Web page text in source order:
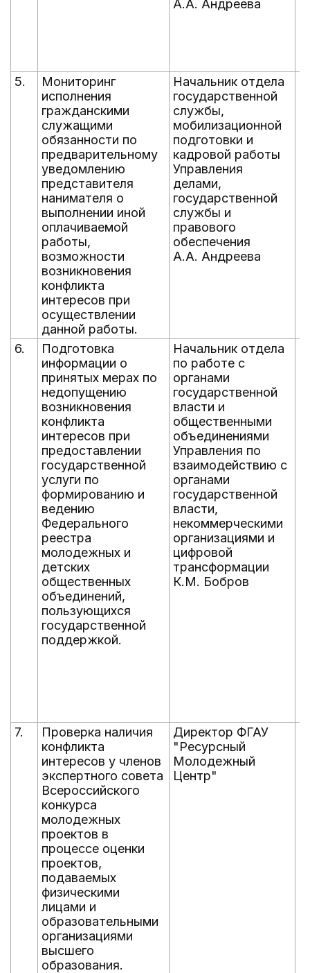
А.А. Андреева
5.
Мониторинг
исполнения
гражданскими
служащими
обязанности по
предварительному
уведомлению
представителя
нанимателя о
выполнении иной
оплачиваемой
работы,
возможности
возникновения
конфликта
интересов при
осуществлении
данной работы.
Начальник отдела
государственной
службы,
мобилизационной
подготовки и
кадровой работы
Управления
делами,
государственной
службы и
правового
обеспечения
А.А. Андреева
6.
Подготовка
информации о
принятых мерах по
недопущению
возникновения
конфликта
интересов при
предоставлении
государственной
услуги по
формированию и
ведению
Федерального
реестра
молодежных и
детских
общественных
объединений,
пользующихся
государственной
поддержкой.
Начальник отдела
по работе с
органами
государственной
власти и
общественными
объединениями
Управления по
взаимодействию с
органами
государственной
власти,
некоммерческими
организациями и
цифровой
трансформации
К.М. Бобров
7.
Проверка наличия
конфликта
интересов у членов
экспертного совета
Всероссийского
конкурса
молодежных
проектов в
процессе оценки
проектов,
подаваемых
физическими
лицами и
образовательными
организациями
высшего
образования.
Директор ФГАУ
"Ресурсный
Молодежный
Центр"